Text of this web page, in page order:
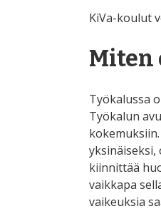
KiVa-koulut
Miten
Työkalussa
Työkalun
kiinnittää
vaikkapa
vaikeuksia